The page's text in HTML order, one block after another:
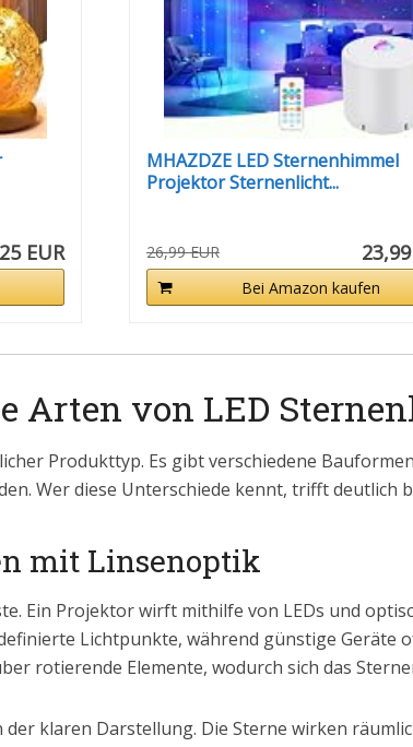
EUR
MHAZDZE LED Sternenhimmel
Projektor Sternenlicht...
26,99 EUR
Bei Amazon kaufen
Arten von LED
Produkttyp. Es gibt verschiedene
Wer diese Unterschiede kennt, trifft deutlich
mit Linsenoptik
Ein Projektor wirft mithilfe von LEDs und
Lichtpunkte, während günstige Geräte
rotierende Elemente, wodurch sich das
klaren Darstellung. Die Sterne wirken